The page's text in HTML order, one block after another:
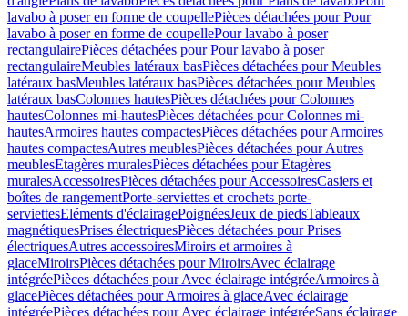
lavabo à poser en forme de coupellePièces détachées pour Pour
lavabo à poser en forme de coupellePour lavabo à poser
rectangulairePièces détachées pour Pour lavabo à poser
rectangulaireMeubles latéraux basPièces détachées pour Meubles
latéraux basMeubles latéraux basPièces détachées pour Meubles
latéraux basColonnes hautesPièces détachées pour Colonnes
hautesColonnes mi-hautesPièces détachées pour Colonnes mi-
hautesArmoires hautes compactesPièces détachées pour Armoires
hautes compactesAutres meublesPièces détachées pour Autres
meublesEtagères muralesPièces détachées pour Etagères
muralesAccessoiresPièces détachées pour AccessoiresCasiers et
boîtes de rangementPorte-serviettes et crochets porte-
serviettesEléments d'éclairagePoignéesJeux de piedsTableaux
magnétiquesPrises électriquesPièces détachées pour Prises
électriquesAutres accessoiresMiroirs et armoires à
glaceMiroirsPièces détachées pour MiroirsAvec éclairage
intégréePièces détachées pour Avec éclairage intégréeArmoires à
glacePièces détachées pour Armoires à glaceAvec éclairage
intégréePièces détachées pour Avec éclairage intégréeSans éclairage